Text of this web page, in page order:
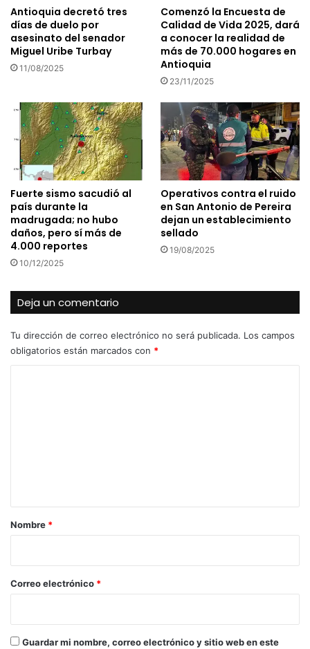
Antioquia decretó tres
días de duelo por
asesinato del senador
Miguel Uribe Turbay
11/08/2025
Comenzó la Encuesta de
Calidad de Vida 2025, dará
a conocer la realidad de
más de 70.000 hogares en
Antioquia
23/11/2025
Fuerte sismo sacudió al
país durante la
madrugada; no hubo
daños, pero sí más de
4.000 reportes
10/12/2025
Operativos contra el ruido
en San Antonio de Pereira
dejan un establecimiento
sellado
19/08/2025
Deja un comentario
Tu dirección de correo electrónico no será publicada. Los campos
obligatorios están marcados con *
r
*
Nombre *
Correo electrónico *
Guardar mi nombre, correo electrónico y sitio web en este